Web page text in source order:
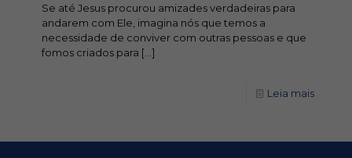
Se até Jesus procurou amizades verdadeiras para
andarem com Ele, imagina nós que temos a
necessidade de conviver com outras pessoas e que
fomos criados para […]
Leia mais